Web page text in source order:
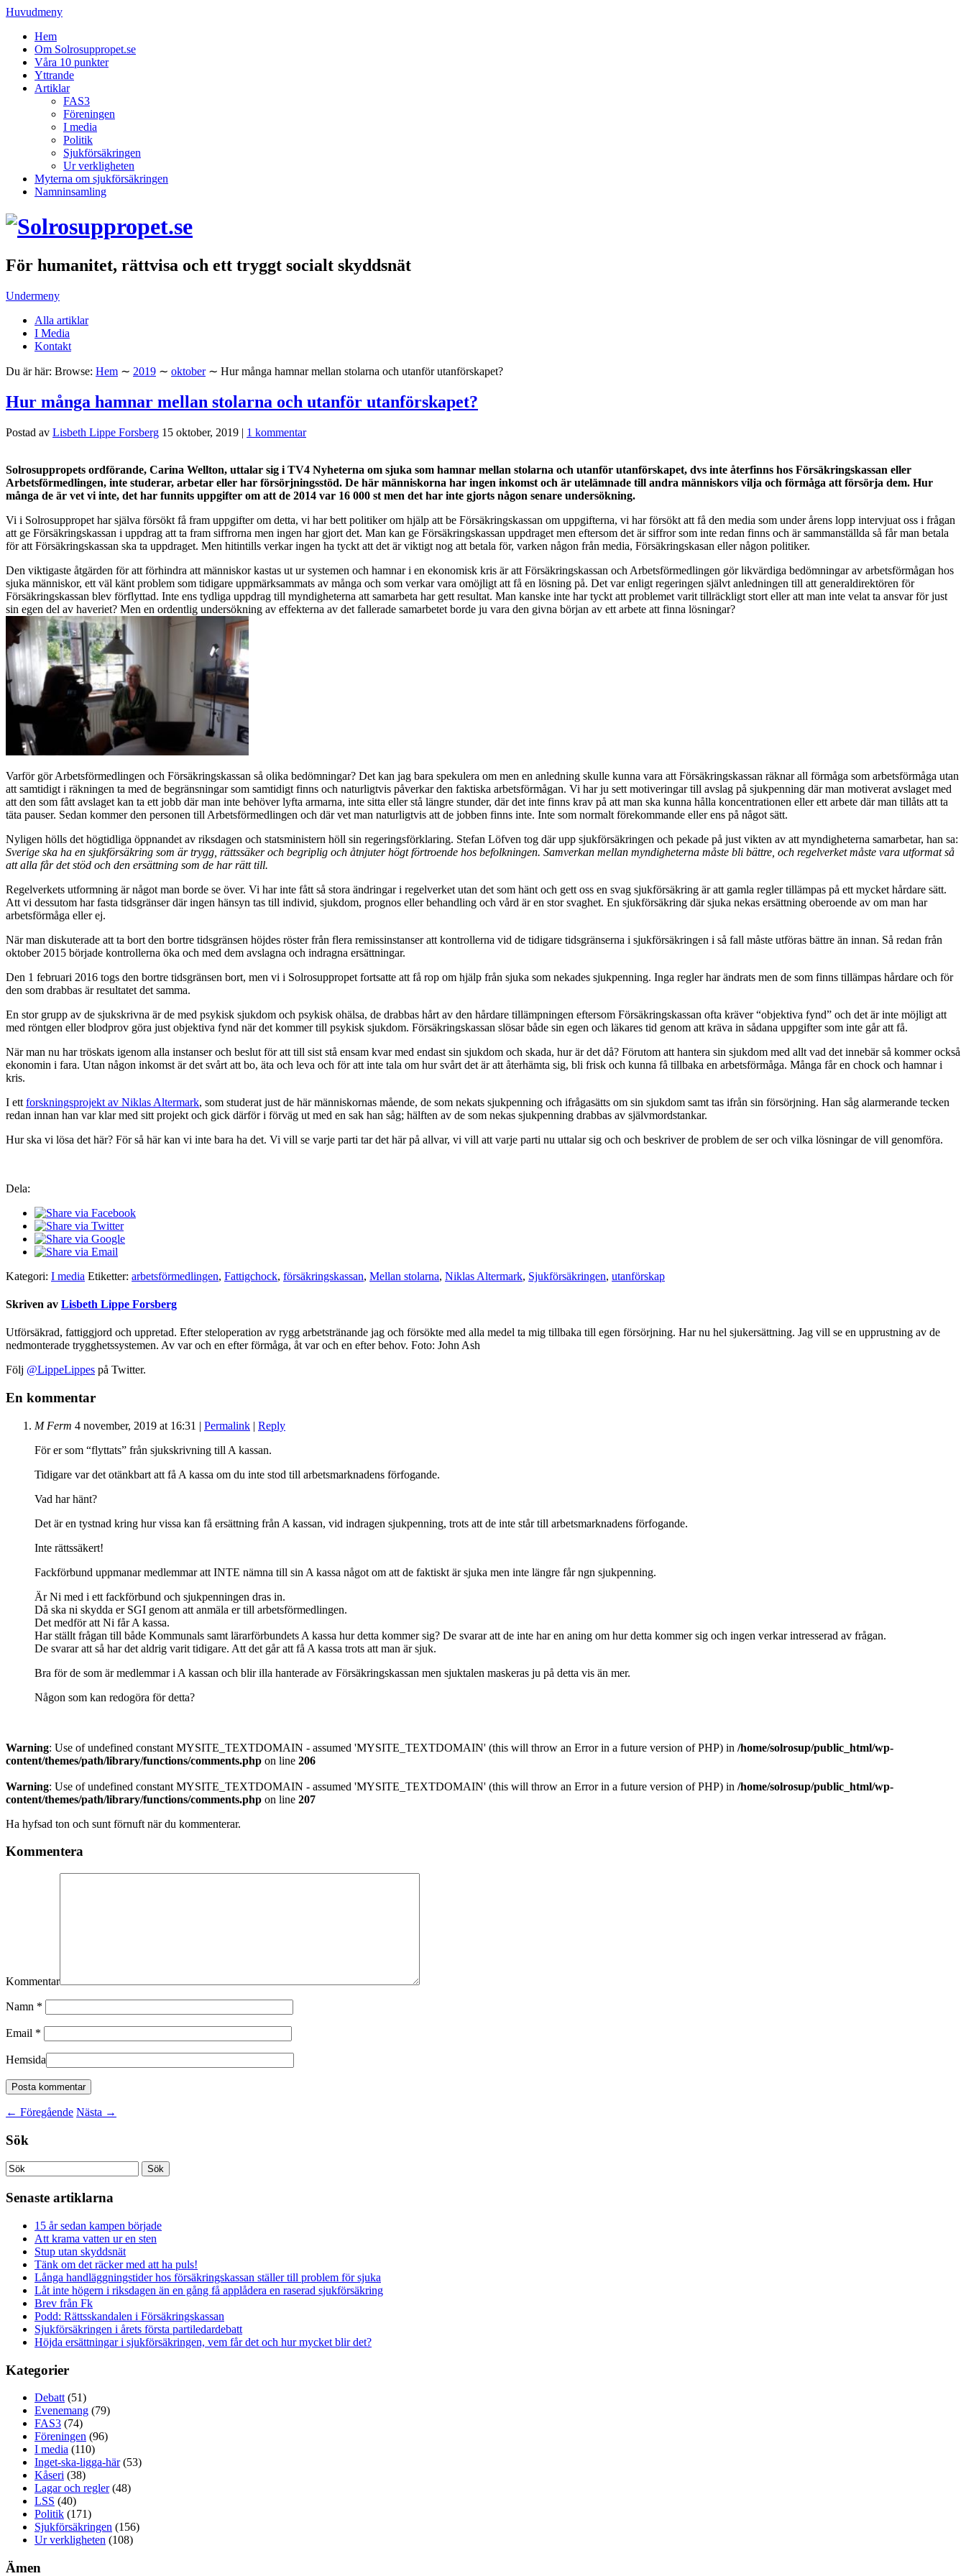
Huvudmeny
Hem
Om Solrosuppropet.se
Våra 10 punkter
Yttrande
Artiklar
FAS3
Föreningen
I media
Politik
Sjukförsäkringen
Ur verkligheten
Myterna om sjukförsäkringen
Namninsamling
För humanitet, rättvisa och ett tryggt socialt skyddsnät
Undermeny
Alla artiklar
I Media
Kontakt
Du är här: Browse: Hem ∼ 2019 ∼ oktober ∼ Hur många hamnar mellan stolarna och utanför utanförskapet?
Hur många hamnar mellan stolarna och utanför utanförskapet?
Postad av Lisbeth Lippe Forsberg 15 oktober, 2019 | 1 kommentar
Solrosuppropets ordförande, Carina Wellton, uttalar sig i TV4 Nyheterna om sjuka som hamnar mellan stolarna och utanför utanförskapet, dvs inte återfinns hos Försäkringskassan eller
Arbetsförmedlingen, inte studerar, arbetar eller har försörjningsstöd. De här människorna har ingen inkomst och är utelämnade till andra människors vilja och förmåga att försörja dem. Hur
många de är vet vi inte, det har funnits uppgifter om att de 2014 var 16 000 st men det har inte gjorts någon senare undersökning.
Vi i Solrosuppropet har själva försökt få fram uppgifter om detta, vi har bett politiker om hjälp att be Försäkringskassan om uppgifterna, vi har försökt att få den media som under årens lopp intervjuat oss i frågan
att ge Försäkringskassan i uppdrag att ta fram siffrorna men ingen har gjort det. Man kan ge Försäkringskassan uppdraget men eftersom det är siffror som inte redan finns och är sammanställda så får man betala
för att Försäkringskassan ska ta uppdraget. Men hitintills verkar ingen ha tyckt att det är viktigt nog att betala för, varken någon från media, Försäkringskasan eller någon politiker.
Den viktigaste åtgärden för att förhindra att människor kastas ut ur systemen och hamnar i en ekonomisk kris är att Försäkringskassan och Arbetsförmedlingen gör likvärdiga bedömningar av arbetsförmågan hos
sjuka människor, ett väl känt problem som tidigare uppmärksammats av många och som verkar vara omöjligt att få en lösning på. Det var enligt regeringen självt anledningen till att generaldirektören för
Försäkringskassan blev förflyttad. Inte ens tydliga uppdrag till myndigheterna att samarbeta har gett resultat. Man kanske inte har tyckt att problemet varit tillräckligt stort eller att man inte velat ta ansvar för just
sin egen del av haveriet? Men en ordentlig undersökning av effekterna av det fallerade samarbetet borde ju vara den givna början av ett arbete att finna lösningar?
Varför gör Arbetsförmedlingen och Försäkringskassan så olika bedömningar? Det kan jag bara spekulera om men en anledning skulle kunna vara att Försäkringskassan räknar all förmåga som arbetsförmåga utan
att samtidigt i räkningen ta med de begränsningar som samtidigt finns och naturligtvis påverkar den faktiska arbetsförmågan. Vi har ju sett motiveringar till avslag på sjukpenning där man motiverat avslaget med
att den som fått avslaget kan ta ett jobb där man inte behöver lyfta armarna, inte sitta eller stå längre stunder, där det inte finns krav på att man ska kunna hålla koncentrationen eller ett arbete där man tillåts att ta
täta pauser. Sedan kommer den personen till Arbetsförmedlingen och där vet man naturligtvis att de jobben finns inte. Inte som normalt förekommande eller ens på något sätt.
Nyligen hölls det högtidliga öppnandet av riksdagen och statsministern höll sin regeringsförklaring. Stefan Löfven tog där upp sjukförsäkringen och pekade på just vikten av att myndigheterna samarbetar, han sa:
Sverige ska ha en sjukförsäkring som är trygg, rättssäker och begriplig och åtnjuter högt förtroende hos befolkningen. Samverkan mellan myndigheterna måste bli bättre, och regelverket måste vara utformat så
att alla får det stöd och den ersättning som de har rätt till.
Regelverkets utformning är något man borde se över. Vi har inte fått så stora ändringar i regelverket utan det som hänt och gett oss en svag sjukförsäkring är att gamla regler tillämpas på ett mycket hårdare sätt.
Att vi dessutom har fasta tidsgränser där ingen hänsyn tas till individ, sjukdom, prognos eller behandling och vård är en stor svaghet. En sjukförsäkring där sjuka nekas ersättning oberoende av om man har
arbetsförmåga eller ej.
När man diskuterade att ta bort den bortre tidsgränsen höjdes röster från flera remissinstanser att kontrollerna vid de tidigare tidsgränserna i sjukförsäkringen i så fall måste utföras bättre än innan. Så redan från
oktober 2015 började kontrollerna öka och med dem avslagna och indragna ersättningar.
Den 1 februari 2016 togs den bortre tidsgränsen bort, men vi i Solrosuppropet fortsatte att få rop om hjälp från sjuka som nekades sjukpenning. Inga regler har ändrats men de som finns tillämpas hårdare och för
den som drabbas är resultatet det samma.
En stor grupp av de sjukskrivna är de med psykisk sjukdom och psykisk ohälsa, de drabbas hårt av den hårdare tillämpningen eftersom Försäkringskassan ofta kräver “objektiva fynd” och det är inte möjligt att
med röntgen eller blodprov göra just objektiva fynd när det kommer till psykisk sjukdom. Försäkringskassan slösar både sin egen och läkares tid genom att kräva in sådana uppgifter som inte går att få.
När man nu har tröskats igenom alla instanser och beslut för att till sist stå ensam kvar med endast sin sjukdom och skada, hur är det då? Förutom att hantera sin sjukdom med allt vad det innebär så kommer också
ekonomin i fara. Utan någon inkomst är det svårt att bo, äta och leva och för att inte tala om hur svårt det är att återhämta sig, bli frisk och kunna få tillbaka en arbetsförmåga. Många får en chock och hamnar i
kris.
I ett forskningsprojekt av Niklas Altermark, som studerat just de här människornas mående, de som nekats sjukpenning och ifrågasätts om sin sjukdom samt tas ifrån sin försörjning. Han såg alarmerande tecken
redan innan han var klar med sitt projekt och gick därför i förväg ut med en sak han såg; hälften av de som nekas sjukpenning drabbas av självmordstankar.
Hur ska vi lösa det här? För så här kan vi inte bara ha det. Vi vill se varje parti tar det här på allvar, vi vill att varje parti nu uttalar sig och och beskriver de problem de ser och vilka lösningar de vill genomföra.
Dela:
Kategori: I media Etiketter: arbetsförmedlingen, Fattigchock, försäkringskassan, Mellan stolarna, Niklas Altermark, Sjukförsäkringen, utanförskap
Skriven av Lisbeth Lippe Forsberg
Utförsäkrad, fattiggjord och uppretad. Efter steloperation av rygg arbetstränande jag och försökte med alla medel ta mig tillbaka till egen försörjning. Har nu hel sjukersättning. Jag vill se en upprustning av de
nedmonterade trygghetssystemen. Av var och en efter förmåga, åt var och en efter behov. Foto: John Ash
Följ @LippeLippes på Twitter.
En kommentar
M Ferm 4 november, 2019 at 16:31 | Permalink | Reply
För er som “flyttats” från sjukskrivning till A kassan.
Tidigare var det otänkbart att få A kassa om du inte stod till arbetsmarknadens förfogande.
Vad har hänt?
Det är en tystnad kring hur vissa kan få ersättning från A kassan, vid indragen sjukpenning, trots att de inte står till arbetsmarknadens förfogande.
Inte rättssäkert!
Fackförbund uppmanar medlemmar att INTE nämna till sin A kassa något om att de faktiskt är sjuka men inte längre får ngn sjukpenning.
Är Ni med i ett fackförbund och sjukpenningen dras in.
Då ska ni skydda er SGI genom att anmäla er till arbetsförmedlingen.
Det medför att Ni får A kassa.
Har ställt frågan till både Kommunals samt lärarförbundets A kassa hur detta kommer sig? De svarar att de inte har en aning om hur detta kommer sig och ingen verkar intresserad av frågan.
De svarar att så har det aldrig varit tidigare. Att det går att få A kassa trots att man är sjuk.
Bra för de som är medlemmar i A kassan och blir illa hanterade av Försäkringskassan men sjuktalen maskeras ju på detta vis än mer.
Någon som kan redogöra för detta?
Warning: Use of undefined constant MYSITE_TEXTDOMAIN - assumed 'MYSITE_TEXTDOMAIN' (this will throw an Error in a future version of PHP) in /home/solrosup/public_html/wp-
content/themes/path/library/functions/comments.php on line 206
Warning: Use of undefined constant MYSITE_TEXTDOMAIN - assumed 'MYSITE_TEXTDOMAIN' (this will throw an Error in a future version of PHP) in /home/solrosup/public_html/wp-
content/themes/path/library/functions/comments.php on line 207
Ha hyfsad ton och sunt förnuft när du kommenterar.
Kommentera
Kommentar
Namn *
Email *
Hemsida
← Föregående Nästa →
Sök
Senaste artiklarna
15 år sedan kampen började
Att krama vatten ur en sten
Stup utan skyddsnät
Tänk om det räcker med att ha puls!
Långa handläggningstider hos försäkringskassan ställer till problem för sjuka
Låt inte högern i riksdagen än en gång få applådera en raserad sjukförsäkring
Brev från Fk
Podd: Rättsskandalen i Försäkringskassan
Sjukförsäkringen i årets första partiledardebatt
Höjda ersättningar i sjukförsäkringen, vem får det och hur mycket blir det?
Kategorier
Debatt (51)
Evenemang (79)
FAS3 (74)
Föreningen (96)
I media (110)
Inget-ska-ligga-här(53)
Kåseri (38)
Lagar och regler(48)
LSS (40)
Politik (171)
Sjukförsäkringen (156)
Ur verkligheten (108)
Ämen